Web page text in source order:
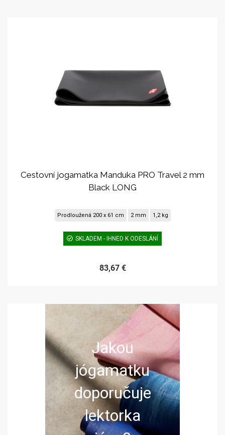
Cestovní jogamatka Manduka PRO Travel 2 mm
Black LONG
Prodloužená 200 x 61 cm 2 mm 1,2 kg
SKLADEM - IHNED K ODESLÁNÍ
83,67 €
Jakou
jógamatku
doporučuje
lektorka